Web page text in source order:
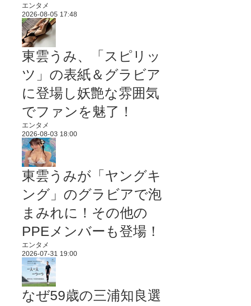
エンタメ
2026-08-05 17:48
東雲うみ、「スピリッ
ツ」の表紙＆グラビア
に登場し妖艶な雰囲気
でファンを魅了！
エンタメ
2026-08-03 18:00
東雲うみが「ヤングキ
ング」のグラビアで泡
まみれに！その他の
PPEメンバーも登場！
エンタメ
2026-07-31 19:00
なぜ59歳の三浦知良選